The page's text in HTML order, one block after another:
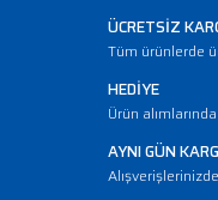
ÜCRETSİZ
Tüm ürünlerde
HEDİYE
Ürün
AYNI GÜN